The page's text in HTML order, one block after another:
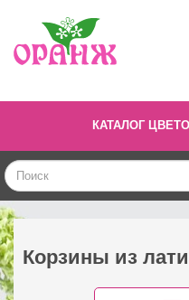
КАТАЛОГ
Корзины из